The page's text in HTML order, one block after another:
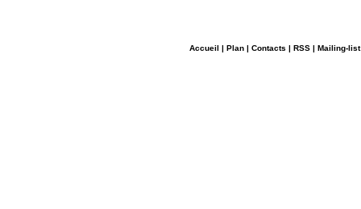
Accueil | Plan | Contacts | RSS | Mailing-list